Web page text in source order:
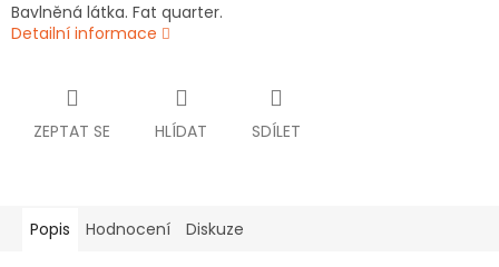
Bavlněná látka. Fat quarter.
Detailní informace
ZEPTAT SE HLÍDAT SDÍLET
Popis Hodnocení Diskuze